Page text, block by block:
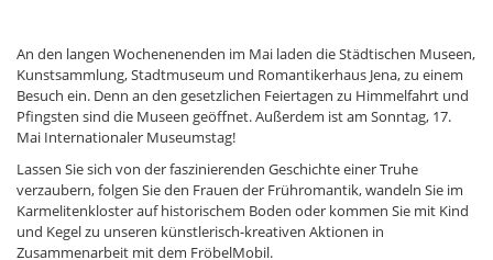
An den langen Wochenenenden im Mai laden die Städtischen Museen,
Kunstsammlung, Stadtmuseum und Romantikerhaus Jena, zu einem
Besuch ein. Denn an den gesetzlichen Feiertagen zu Himmelfahrt und
Pfingsten sind die Museen geöffnet. Außerdem ist am Sonntag, 17.
Mai Internationaler Museumstag!
Lassen Sie sich von der faszinierenden Geschichte einer Truhe
verzaubern, folgen Sie den Frauen der Frühromantik, wandeln Sie im
Karmelitenkloster auf historischem Boden oder kommen Sie mit Kind
und Kegel zu unseren künstlerisch-kreativen Aktionen in
Zusammenarbeit mit dem FröbelMobil.